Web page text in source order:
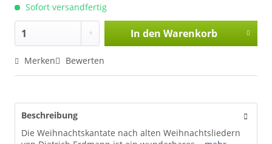
Sofort versandfertig
In den Warenkorb
Merken Bewerten
Beschreibung
Die Weihnachtskantate nach alten Weihnachtsliedern